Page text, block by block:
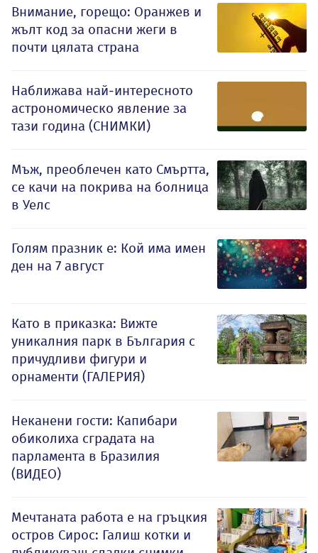
Внимание, горещо: Оранжев и
жълт код за опасни жеги в
почти цялата страна
Наближава най-интересното
астрономическо явление за
тази година (СНИМКИ)
Мъж, преоблечен като Смъртта,
се качи на покрива на болница
в Уелс
Голям празник е: Кой има имен
ден на 7 август
Като в приказка: Вижте
уникалния парк в България с
причудливи фигури и
орнаменти (ГАЛЕРИЯ)
Неканени гости: Капибари
обиколиха сградата на
парламента в Бразилия
(ВИДЕО)
Мечтаната работа е на гръцкия
остров Сирос: Галиш котки и